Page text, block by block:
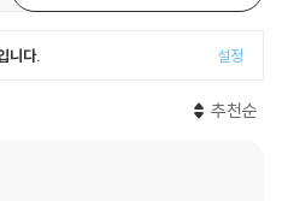
니다. 설정
추천순